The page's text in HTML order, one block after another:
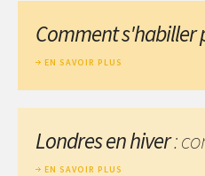
Comment s'habiller
EN SAVOIR PLUS
Londres en hiver:
EN SAVOIR PLUS